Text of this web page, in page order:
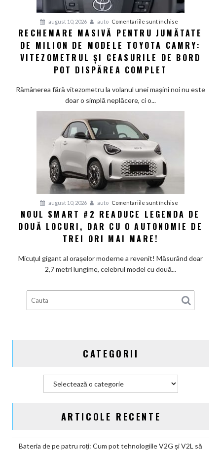
România
de
o
criză
energetică
august 10, 2026 auto Comentariile sunt închise
Rechemare
masivă
pentru
milion
pot
complet
RECHEMARE MASIVĂ PENTRU JUMĂTATE
DE MILION DE MODELE TOYOTA CAMRY:
VITEZOMETRUL ȘI CEASURILE DE BORD
POT DISPĂREA COMPLET
Rămânerea fără vitezometru la volanul unei mașini noi nu este
doar o simplă neplăcere, ci o...
august 10, 2026 auto Comentariile sunt închise
Noul
Smart
legenda
dar
cu
mai
NOUL SMART #2 READUCE LEGENDA DE
DOUĂ LOCURI, DAR CU O AUTONOMIE DE
TREI ORI MAI MARE!
Micuțul gigant al orașelor moderne a revenit! Măsurând doar
2,7 metri lungime, celebrul model cu două...
CATEGORII
ARTICOLE RECENTE
Bateria de pe patru roți: Cum pot tehnologiile V2G și V2L să